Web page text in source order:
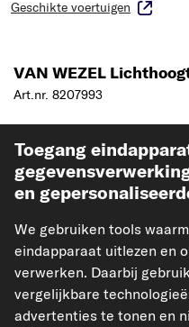
Geschikte voertuigen
VAN WEZEL
Art.nr. 8207993
€
incl.
Pasvorm
Kies een voertuig
Toegang
en
We gebruiken tools
eindapparaat uitlezen en
verwerken. Daarbij
vergelijkbare
advertenties te tonen en